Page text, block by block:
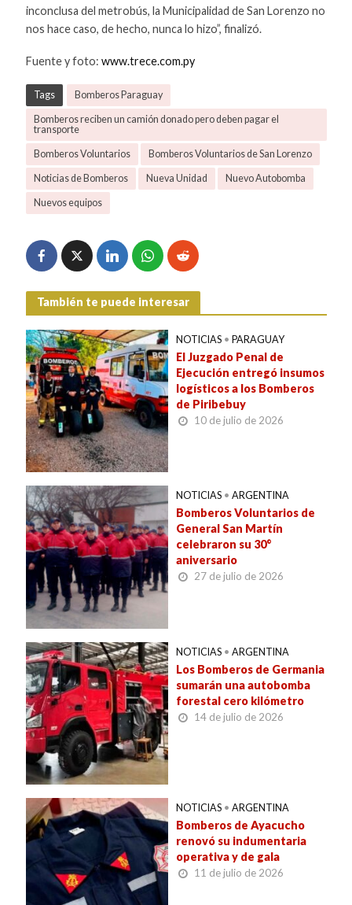
inconclusa del metrobús, la Municipalidad de San Lorenzo no
nos hace caso, de hecho, nunca lo hizo”, finalizó.
Fuente y foto: www.trece.com.py
Tags Bomberos Paraguay
Bomberos reciben un camión donado pero deben pagar el
transporte
Bomberos Voluntarios Bomberos Voluntarios de San Lorenzo
Noticias de Bomberos Nueva Unidad Nuevo Autobomba
Nuevos equipos
También te puede interesar
NOTICIAS • PARAGUAY
El Juzgado Penal de
Ejecución entregó insumos
logísticos a los Bomberos
de Piribebuy
10 de julio de 2026
NOTICIAS • ARGENTINA
Bomberos Voluntarios de
General San Martín
celebraron su 30°
aniversario
27 de julio de 2026
NOTICIAS • ARGENTINA
Los Bomberos de Germania
sumarán una autobomba
forestal cero kilómetro
14 de julio de 2026
NOTICIAS • ARGENTINA
Bomberos de Ayacucho
renovó su indumentaria
operativa y de gala
11 de julio de 2026